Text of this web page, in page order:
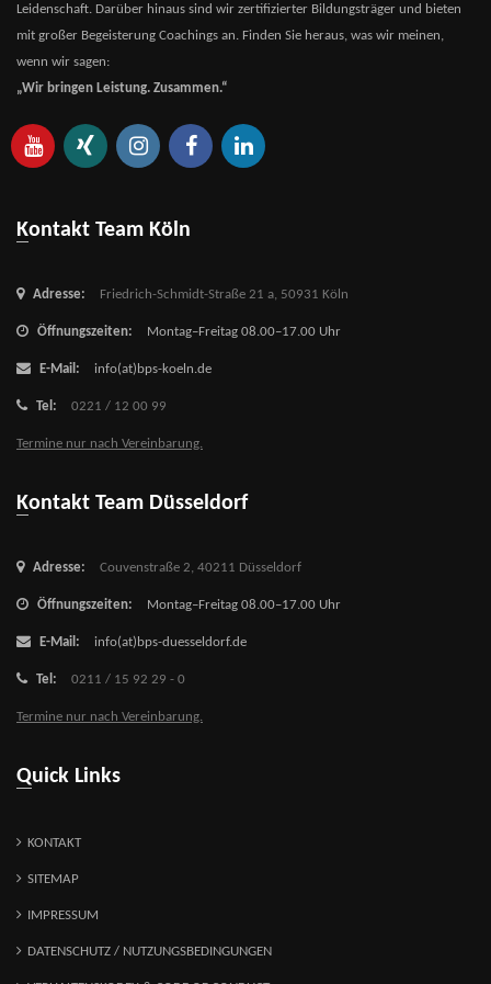
Leidenschaft. Darüber hinaus sind wir zertifizierter Bildungsträger und bieten
mit großer Begeisterung Coachings an. Finden Sie heraus, was wir meinen,
wenn wir sagen:
„Wir bringen Leistung. Zusammen.“
Kontakt Team Köln
Adresse: Friedrich-Schmidt-Straße 21 a, 50931 Köln
Öffnungszeiten: Montag–Freitag 08.00–17.00 Uhr
E-Mail: info(at)bps-koeln.de
Tel: 0221 / 12 00 99
Termine nur nach Vereinbarung.
Kontakt Team Düsseldorf
Adresse: Couvenstraße 2, 40211 Düsseldorf
Öffnungszeiten: Montag–Freitag 08.00–17.00 Uhr
E-Mail: info(at)bps-duesseldorf.de
Tel: 0211 / 15 92 29 - 0
Termine nur nach Vereinbarung.
Quick Links
KONTAKT
SITEMAP
IMPRESSUM
DATENSCHUTZ / NUTZUNGSBEDINGUNGEN